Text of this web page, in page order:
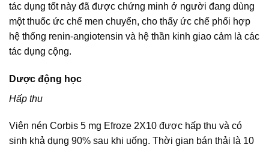
tác dụng tốt này đã được chứng minh ở người đang dùng
một thuốc ức chế men chuyển, cho thấy ức chế phối hợp
hệ thống renin-angiotensin và hệ thần kinh giao cảm là các
tác dụng cộng.
Dược động học
Hấp thu
Viên nén Corbis 5 mg Efroze 2X10 được hấp thu và có
sinh khả dụng 90% sau khi uống. Thời gian bán thải là 10